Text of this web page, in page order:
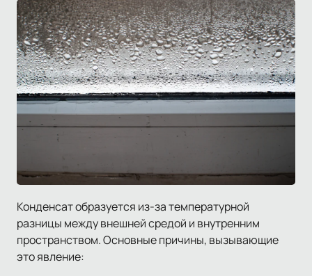
Конденсат образуется из-за температурной
разницы между внешней средой и внутренним
пространством. Основные причины, вызывающие
это явление: